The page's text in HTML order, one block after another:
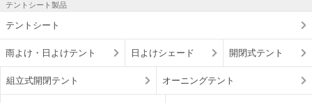
テントシート製品
テントシート
雨よけ・日よけテント 日よけシェード 開閉式テント
組立式開閉テント オーニングテント